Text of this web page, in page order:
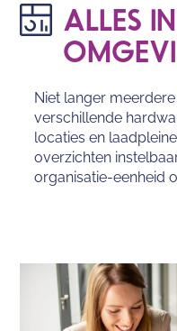
ALLES
Niet langer
verschillende
locaties en
overzichten
organisatie-eenheid